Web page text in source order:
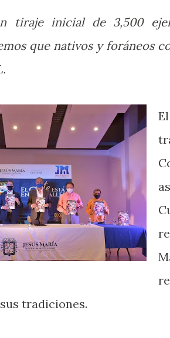
tiraje inicial de 3,500
que nativos y foráneos
tradiciones.